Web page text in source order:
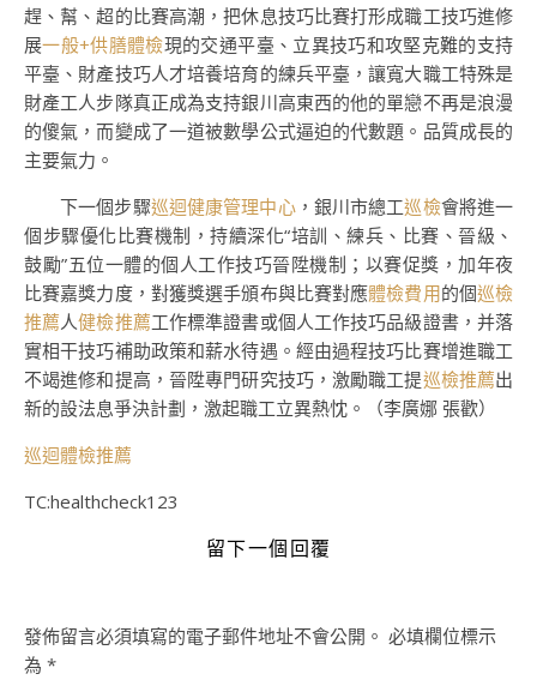
趕、幫、超的比賽高潮，把休息技巧比賽打形成職工技巧進修
展一般+供膳體檢現的交通平臺、立異技巧和攻堅克難的支持
平臺、財產技巧人才培養培育的練兵平臺，讓寬大職工特殊是
財產工人步隊真正成為支持銀川高東西的他的單戀不再是浪漫
的傻氣，而變成了一道被數學公式逼迫的代數題。品質成長的
主要氣力。
下一個步驟巡迴健康管理中心，銀川市總工巡檢會將進一
個步驟優化比賽機制，持續深化“培訓、練兵、比賽、晉級、
鼓勵”五位一體的個人工作技巧晉陞機制；以賽促獎，加年夜
比賽嘉獎力度，對獲獎選手頒布與比賽對應體檢費用的個巡檢
推薦人健檢推薦工作標準證書或個人工作技巧品級證書，并落
實相干技巧補助政策和薪水待遇。經由過程技巧比賽增進職工
不竭進修和提高，晉陞專門研究技巧，激勵職工提巡檢推薦出
新的設法息爭決計劃，激起職工立異熱忱。（李廣娜 張歡）
巡迴體檢推薦
TC:healthcheck123
留下一個回覆
發佈留言必須填寫的電子郵件地址不會公開。 必填欄位標示
為 *